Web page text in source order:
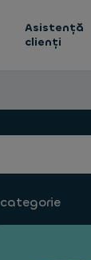
Asistență
clienți